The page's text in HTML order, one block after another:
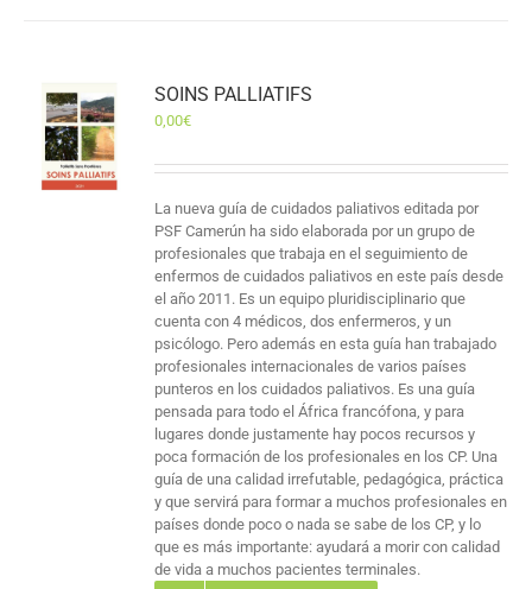
SOINS PALLIATIFS
0,00€
La nueva guía de cuidados paliativos editada por
PSF Camerún ha sido elaborada por un grupo de
profesionales que trabaja en el seguimiento de
enfermos de cuidados paliativos en este país desde
el año 2011. Es un equipo pluridisciplinario que
cuenta con 4 médicos, dos enfermeros, y un
psicólogo. Pero además en esta guía han trabajado
profesionales internacionales de varios países
punteros en los cuidados paliativos. Es una guía
pensada para todo el África francófona, y para
lugares donde justamente hay pocos recursos y
poca formación de los profesionales en los CP. Una
guía de una calidad irrefutable, pedagógica, práctica
y que servirá para formar a muchos profesionales en
países donde poco o nada se sabe de los CP, y lo
que es más importante: ayudará a morir con calidad
de vida a muchos pacientes terminales.